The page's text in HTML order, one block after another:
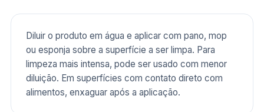
Diluir o produto em água e aplicar com pano, mop
ou esponja sobre a superfície a ser limpa. Para
limpeza mais intensa, pode ser usado com menor
diluição. Em superfícies com contato direto com
alimentos, enxaguar após a aplicação.